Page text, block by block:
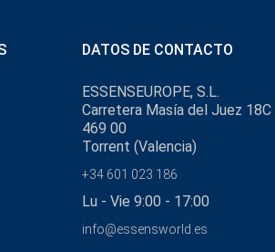
DATOS DE CONTACTO
ESSENSEUROPE, S.L.
Carretera Masía del Juez 18C
469 00
Torrent (Valencia)
+34 601 023 186
Lu - Vie 9:00 - 17:00
info@essensworld.es